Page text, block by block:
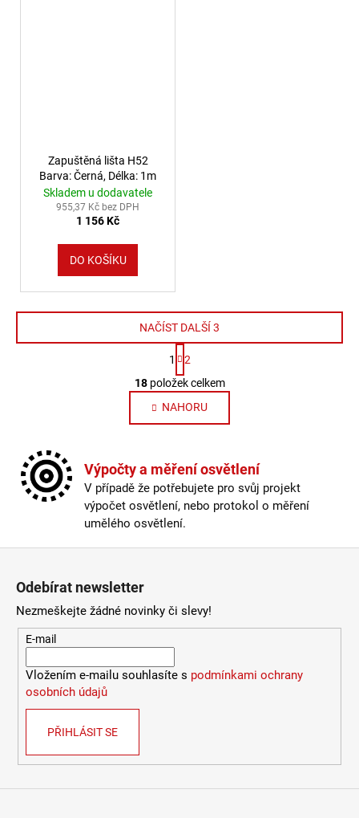
Zapuštěná lišta H52
Barva: Černá, Délka: 1m
Skladem u dodavatele
955,37 Kč bez DPH
1 156 Kč
DO KOŠÍKU
Ovládací prvky výpisu
NAČÍST DALŠÍ 3
Stránkování
1
2
18položek celkem
NAHORU
Výpočty a měření osvětlení
V případě že potřebujete pro svůj projekt
výpočet osvětlení, nebo protokol o měření
umělého osvětlení.
Odebírat newsletter
Nezmeškejte žádné novinky či slevy!
E-mail
Vložením e-mailu souhlasíte s podmínkami ochrany
osobních údajů
PŘIHLÁSIT SE